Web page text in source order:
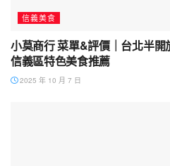
信義美食
小莫商行 菜單&評價｜台北半開
信義區特色美食推薦
2025 年 10 月 7 日